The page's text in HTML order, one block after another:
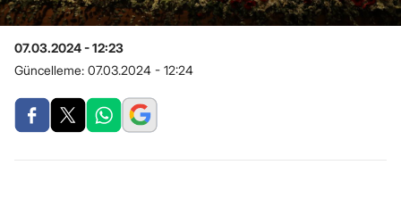
07.03.2024 - 12:23
Güncelleme: 07.03.2024 - 12:24